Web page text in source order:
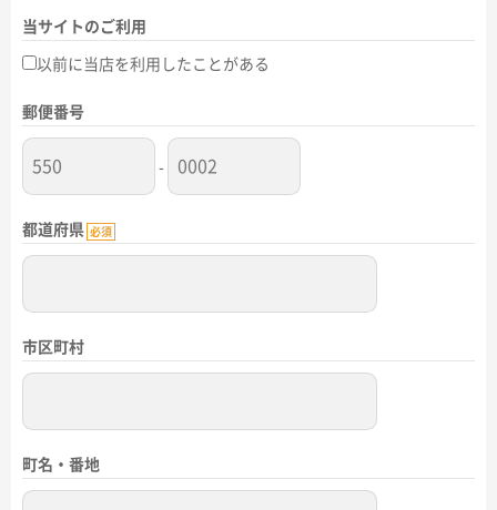
当サイトのご利用
以前に当店を利用したことがある
郵便番号
-
都道府県 必須
市区町村
町名・番地